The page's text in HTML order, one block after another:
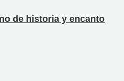
de historia y encanto